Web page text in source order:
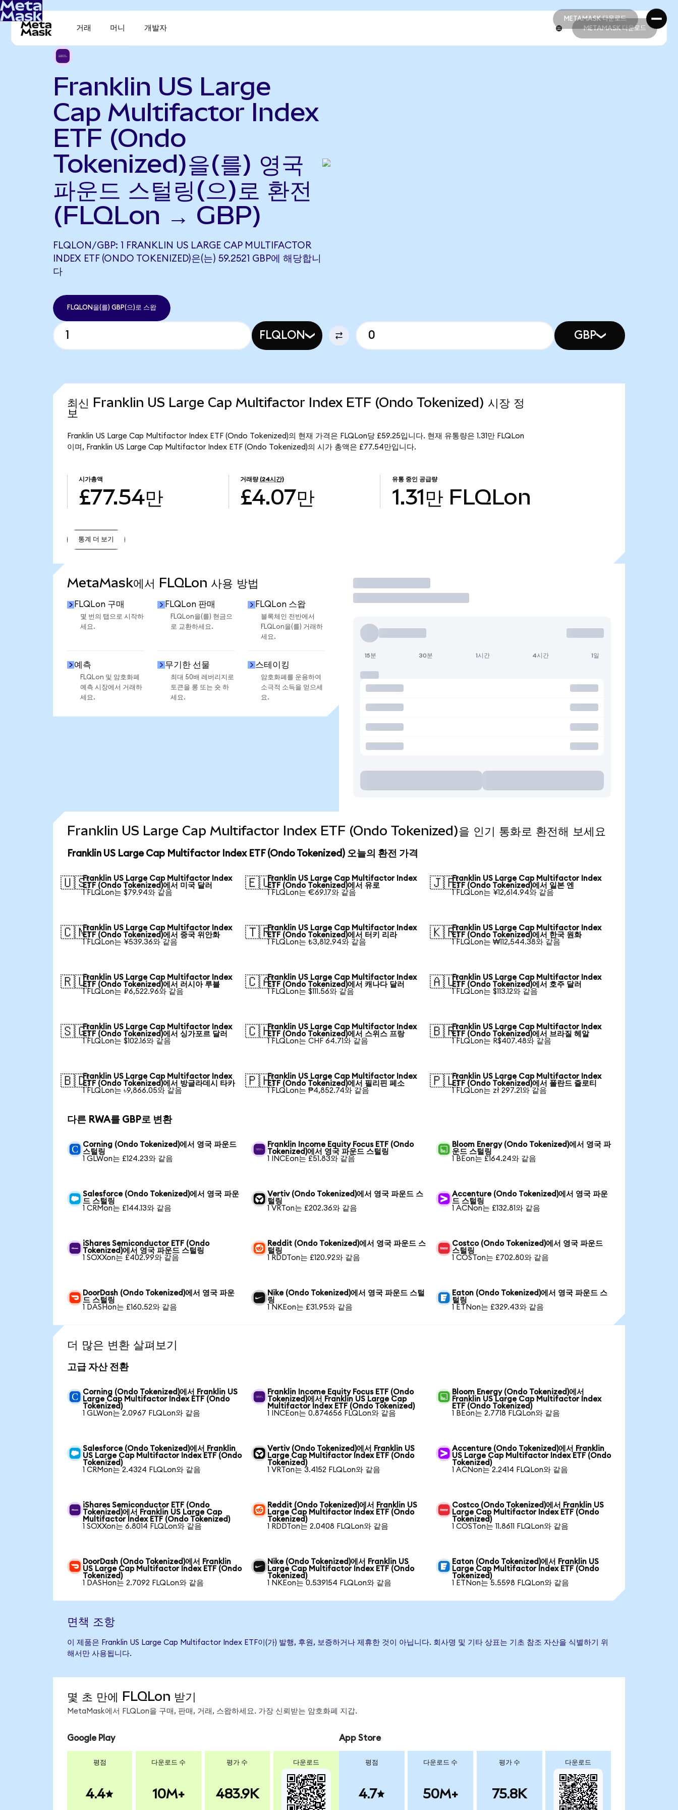
METAMASK 다운로드
METAMASK 다운로드
거래 머니 개발자 METAMASK 다운로드
Franklin US Large
Cap Multifactor Index
ETF (Ondo
Tokenized)을(를) 영국
파운드 스털링(으)로 환전
(FLQLon → GBP)
FLQLON/GBP: 1 FRANKLIN US LARGE CAP MULTIFACTOR
INDEX ETF (ONDO TOKENIZED)은(는) 59.2521 GBP에 해당합니
다
FLQLON을(를) GBP(으)로 스왑
FLQLON GBP
최신 Franklin US Large Cap Multifactor Index ETF (Ondo Tokenized) 시장 정
보
Franklin US Large Cap Multifactor Index ETF (Ondo Tokenized)의 현재 가격은 FLQLon당 £59.25입니다. 현재 유통량은 1.31만 FLQLon
이며, Franklin US Large Cap Multifactor Index ETF (Ondo Tokenized)의 시가 총액은 £77.54만입니다.
시가총액
£77.54만
거래량 (24시간)
£4.07만
유통 중인 공급량
1.31만 FLQLon
통계 더 보기
MetaMask에서 FLQLon 사용 방법
FLQLon 구매
몇 번의 탭으로 시작하
세요.
FLQLon 판매
FLQLon을(를) 현금으
로 교환하세요.
FLQLon 스왑
블록체인 전반에서
FLQLon을(를) 거래하
세요.
예측
FLQLon 및 암호화폐
예측 시장에서 거래하
세요.
무기한 선물
최대 50배 레버리지로
토큰을 롱 또는 숏 하
세요.
스테이킹
암호화폐를 운용하여
소극적 소득을 얻으세
요.
거래
15분 30분 1시간 4시간 1일
Franklin US Large Cap Multifactor Index ETF (Ondo Tokenized)을 인기 통화로 환전해 보세요
Franklin US Large Cap Multifactor Index ETF (Ondo Tokenized) 오늘의 환전 가격
🇺🇸Franklin US Large Cap Multifactor Index
ETF (Ondo Tokenized)에서 미국 달러
1 FLQLon는 $79.94와 같음
🇪🇺Franklin US Large Cap Multifactor Index
ETF (Ondo Tokenized)에서 유로
1 FLQLon는 €69.17와 같음
🇯🇵Franklin US Large Cap Multifactor Index
ETF (Ondo Tokenized)에서 일본 엔
1 FLQLon는 ¥12,614.94와 같음
🇨🇳Franklin US Large Cap Multifactor Index
ETF (Ondo Tokenized)에서 중국 위안화
1 FLQLon는 ¥539.36와 같음
🇹🇷Franklin US Large Cap Multifactor Index
ETF (Ondo Tokenized)에서 터키 리라
1 FLQLon는 ₺3,812.94와 같음
🇰🇷Franklin US Large Cap Multifactor Index
ETF (Ondo Tokenized)에서 한국 원화
1 FLQLon는 ₩112,544.38와 같음
🇷🇺Franklin US Large Cap Multifactor Index
ETF (Ondo Tokenized)에서 러시아 루블
1 FLQLon는 ₽6,522.96와 같음
🇨🇦Franklin US Large Cap Multifactor Index
ETF (Ondo Tokenized)에서 캐나다 달러
1 FLQLon는 $111.56와 같음
🇦🇺Franklin US Large Cap Multifactor Index
ETF (Ondo Tokenized)에서 호주 달러
1 FLQLon는 $113.12와 같음
🇸🇬Franklin US Large Cap Multifactor Index
ETF (Ondo Tokenized)에서 싱가포르 달러
1 FLQLon는 $102.16와 같음
🇨🇭Franklin US Large Cap Multifactor Index
ETF (Ondo Tokenized)에서 스위스 프랑
1 FLQLon는 CHF 64.71와 같음
🇧🇷Franklin US Large Cap Multifactor Index
ETF (Ondo Tokenized)에서 브라질 헤알
1 FLQLon는 R$407.48와 같음
🇧🇩Franklin US Large Cap Multifactor Index
ETF (Ondo Tokenized)에서 방글라데시 타카
1 FLQLon는 ৳9,866.05와 같음
🇵🇭Franklin US Large Cap Multifactor Index
ETF (Ondo Tokenized)에서 필리핀 페소
1 FLQLon는 ₱4,852.74와 같음
🇵🇱Franklin US Large Cap Multifactor Index
ETF (Ondo Tokenized)에서 폴란드 즐로티
1 FLQLon는 zł 297.21와 같음
다른 RWA를 GBP로 변환
Corning (Ondo Tokenized)에서 영국 파운드
스털링
1 GLWon는 £124.23와 같음
Franklin Income Equity Focus ETF (Ondo
Tokenized)에서 영국 파운드 스털링
1 INCEon는 £51.83와 같음
Bloom Energy (Ondo Tokenized)에서 영국 파
운드 스털링
1 BEon는 £164.24와 같음
Salesforce (Ondo Tokenized)에서 영국 파운
드 스털링
1 CRMon는 £144.13와 같음
Vertiv (Ondo Tokenized)에서 영국 파운드 스
털링
1 VRTon는 £202.36와 같음
Accenture (Ondo Tokenized)에서 영국 파운
드 스털링
1 ACNon는 £132.81와 같음
iShares Semiconductor ETF (Ondo
Tokenized)에서 영국 파운드 스털링
1 SOXXon는 £402.99와 같음
Reddit (Ondo Tokenized)에서 영국 파운드 스
털링
1 RDDTon는 £120.92와 같음
Costco (Ondo Tokenized)에서 영국 파운드
스털링
1 COSTon는 £702.80와 같음
DoorDash (Ondo Tokenized)에서 영국 파운
드 스털링
1 DASHon는 £160.52와 같음
Nike (Ondo Tokenized)에서 영국 파운드 스털
링
1 NKEon는 £31.95와 같음
Eaton (Ondo Tokenized)에서 영국 파운드 스
털링
1 ETNon는 £329.43와 같음
더 많은 변환 살펴보기
고급 자산 전환
Corning (Ondo Tokenized)에서 Franklin US
Large Cap Multifactor Index ETF (Ondo
Tokenized)
1 GLWon는 2.0967 FLQLon와 같음
Franklin Income Equity Focus ETF (Ondo
Tokenized)에서 Franklin US Large Cap
Multifactor Index ETF (Ondo Tokenized)
1 INCEon는 0.874656 FLQLon와 같음
Bloom Energy (Ondo Tokenized)에서
Franklin US Large Cap Multifactor Index
ETF (Ondo Tokenized)
1 BEon는 2.7718 FLQLon와 같음
Salesforce (Ondo Tokenized)에서 Franklin
US Large Cap Multifactor Index ETF (Ondo
Tokenized)
1 CRMon는 2.4324 FLQLon와 같음
Vertiv (Ondo Tokenized)에서 Franklin US
Large Cap Multifactor Index ETF (Ondo
Tokenized)
1 VRTon는 3.4152 FLQLon와 같음
Accenture (Ondo Tokenized)에서 Franklin
US Large Cap Multifactor Index ETF (Ondo
Tokenized)
1 ACNon는 2.2414 FLQLon와 같음
iShares Semiconductor ETF (Ondo
Tokenized)에서 Franklin US Large Cap
Multifactor Index ETF (Ondo Tokenized)
1 SOXXon는 6.8014 FLQLon와 같음
Reddit (Ondo Tokenized)에서 Franklin US
Large Cap Multifactor Index ETF (Ondo
Tokenized)
1 RDDTon는 2.0408 FLQLon와 같음
Costco (Ondo Tokenized)에서 Franklin US
Large Cap Multifactor Index ETF (Ondo
Tokenized)
1 COSTon는 11.8611 FLQLon와 같음
DoorDash (Ondo Tokenized)에서 Franklin
US Large Cap Multifactor Index ETF (Ondo
Tokenized)
1 DASHon는 2.7092 FLQLon와 같음
Nike (Ondo Tokenized)에서 Franklin US
Large Cap Multifactor Index ETF (Ondo
Tokenized)
1 NKEon는 0.539154 FLQLon와 같음
Eaton (Ondo Tokenized)에서 Franklin US
Large Cap Multifactor Index ETF (Ondo
Tokenized)
1 ETNon는 5.5598 FLQLon와 같음
면책 조항
이 제품은 Franklin US Large Cap Multifactor Index ETF이(가) 발행, 후원, 보증하거나 제휴한 것이 아닙니다. 회사명 및 기타 상표는 기초 참조 자산을 식별하기 위
해서만 사용됩니다.
몇 초 만에 FLQLon 받기
MetaMask에서 FLQLon을 구매, 판매, 거래, 스왑하세요. 가장 신뢰받는 암호화폐 지갑.
Google Play
평점
4.4
다운로드 수
10M+
평가 수
483.9K
다운로드
App Store
평점
4.7
다운로드 수
50M+
평가 수
75.8K
다운로드